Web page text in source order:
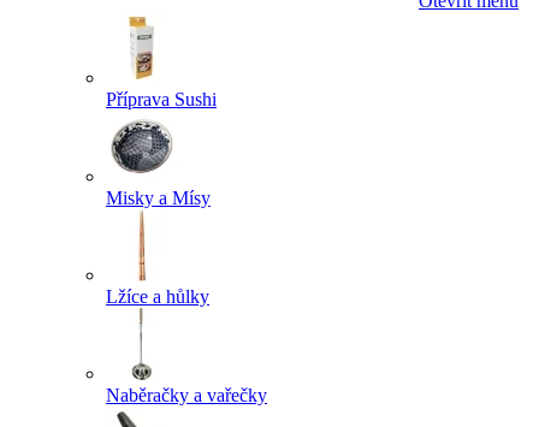
Příprava Sushi
Misky a Mísy
Lžíce a hůlky
Naběračky a vařečky